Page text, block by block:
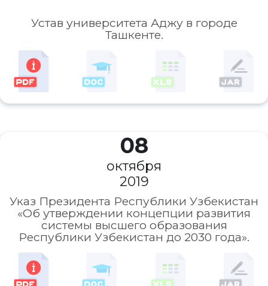
Устав университета Аджу в городе
Ташкенте.
08
октября
2019
Указ Президента Республики Узбекистан
«Об утверждении концепции развития
системы высшего образования
Республики Узбекистан до 2030 года».